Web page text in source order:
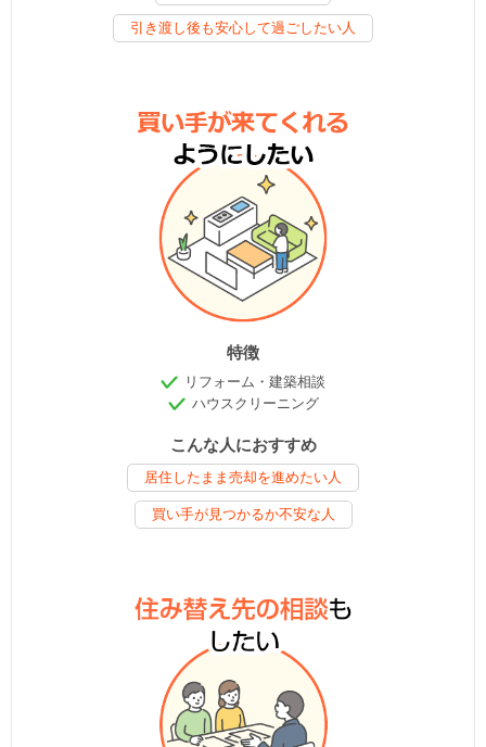
引き渡し後も安心して過ごしたい人
特徴
リフォーム・建築相談
ハウスクリーニング
こんな人におすすめ
居住したまま売却を進めたい人
買い手が見つかるか不安な人